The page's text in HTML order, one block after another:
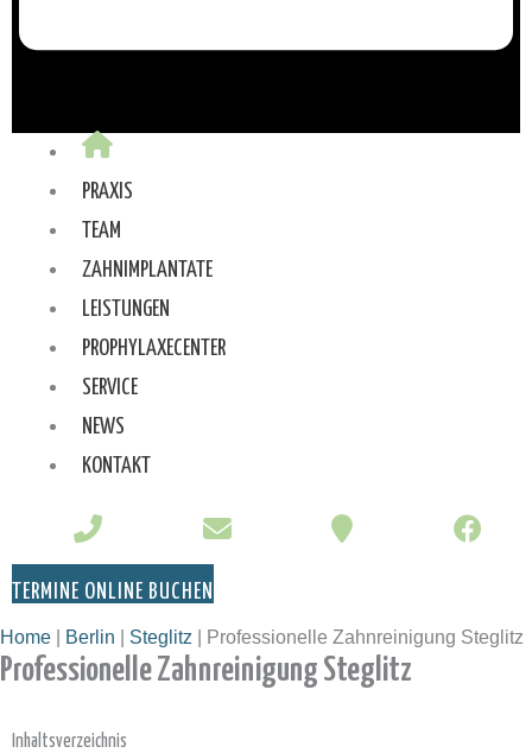
PRAXIS
TEAM
ZAHNIMPLANTATE
LEISTUNGEN
PROPHYLAXECENTER
SERVICE
NEWS
KONTAKT
TERMINE ONLINE BUCHEN
Home | Berlin | Steglitz | Professionelle Zahnreinigung Steglitz
Professionelle Zahnreinigung Steglitz
Inhaltsverzeichnis